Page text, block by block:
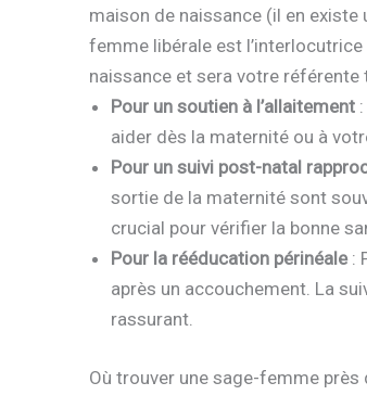
maison de naissance (il en existe
femme libérale est
naissance et sera votre
Pour un soutien à l’allaitement
aider dès la maternité ou à
Pour un suivi post-natal
sortie de la maternité sont
crucial pour vérifier la bonne
Pour la rééducation périnéale:
après un accouchement. La
rassurant.
Où trouver une sage-femme près